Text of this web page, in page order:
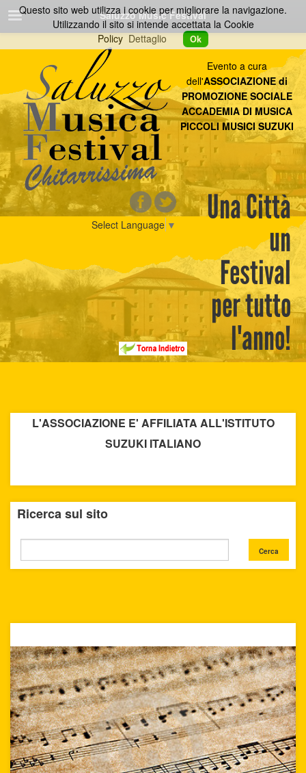
Saluzzo Music Festival
Evento a cura
dell'ASSOCIAZIONE di
PROMOZIONE SOCIALE
ACCADEMIA DI MUSICA
PICCOLI MUSICI SUZUKI
Una Città
un
Festival
per tutto
l'anno!
Select Language ▼
L'ASSOCIAZIONE E' AFFILIATA ALL'ISTITUTO
SUZUKI ITALIANO
Ricerca sul sito
Questo sito web utilizza i cookie per migliorare la navigazione.
Utilizzando il sito si intende accettata la Cookie
Policy Dettaglio Ok